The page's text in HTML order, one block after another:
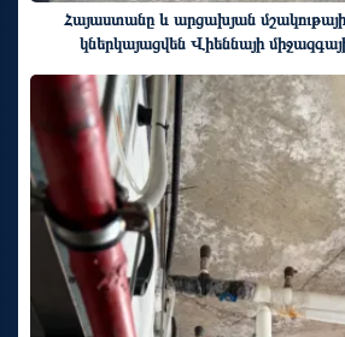
Հայաստանը և արցախյան
կներկայացվեն Վիեննայի